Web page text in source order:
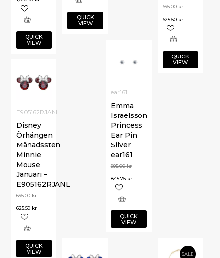
QUICK
VIEW
695.00kr
625.50 kr
QUICK
VIEW
QUICK
VIEW
ear161
Emma
Israelsson
Princess
Ear Pin
Silver
ear161
995.00kr
845.75 kr
QUICK
VIEW
E905162RJANL
Disney
Örhängen
Månadssten
Minnie
Mouse
Januari –
E905162RJANL
695.00kr
625.50 kr
QUICK
VIEW
SALE